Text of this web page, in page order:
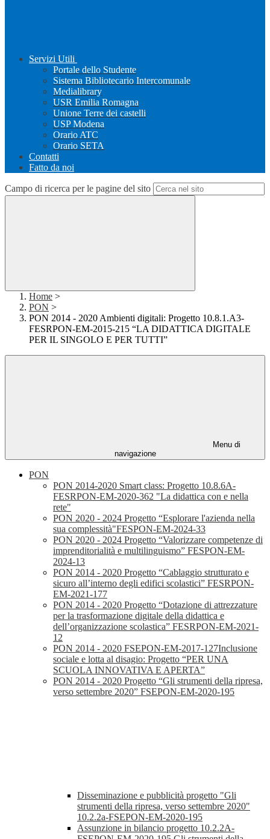
Servizi Utili
Portale dello Studente
Sistema Bibliotecario Intercomunale
Medialibrary
USR Emilia Romagna
Unione Terre dei castelli
USP Modena
Orario ATC
Orario SETA
Contatti
Fatto da noi
Campo di ricerca per le pagine del sito
Home >
PON >
PON 2014 - 2020 Ambienti digitali: Progetto 10.8.1.A3-
FESRPON-EM-2015-215 “LA DIDATTICA DIGITALE
PER IL SINGOLO E PER TUTTI”
Menu di
navigazione
PON
PON 2014-2020 Smart class: Progetto 10.8.6A-
FESRPON-EM-2020-362 "La didattica con e nella
rete"
PON 2020 - 2024 Progetto “Esplorare l'azienda nella
sua complessità"FESPON-EM-2024-33
PON 2020 - 2024 Progetto “Valorizzare competenze di
imprenditorialità e multilinguismo” FESPON-EM-
2024-13
PON 2014 - 2020 Progetto “Cablaggio strutturato e
sicuro all’interno degli edifici scolastici” FESRPON-
EM-2021-177
PON 2014 - 2020 Progetto “Dotazione di attrezzature
per la trasformazione digitale della didattica e
dell’organizzazione scolastica” FESRPON-EM-2021-
12
PON 2014 - 2020 FSEPON-EM-2017-127Inclusione
sociale e lotta al disagio: Progetto “PER UNA
SCUOLA INNOVATIVA E APERTA”
PON 2014 - 2020 Progetto “Gli strumenti della ripresa,
verso settembre 2020” FSEPON-EM-2020-195
Disseminazione e pubblicità progetto "Gli
strumenti della ripresa, verso settembre 2020"
10.2.2a-FSEPON-EM-2020-195
Assunzione in bilancio progetto 10.2.2A-